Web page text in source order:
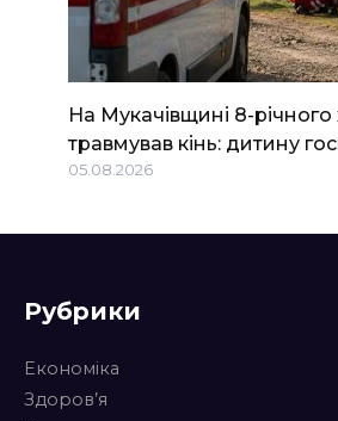
На Мукачівщині 8-
травмував кінь: дитину
05.08.2026
Рубрики
Економіка
Здоров’я